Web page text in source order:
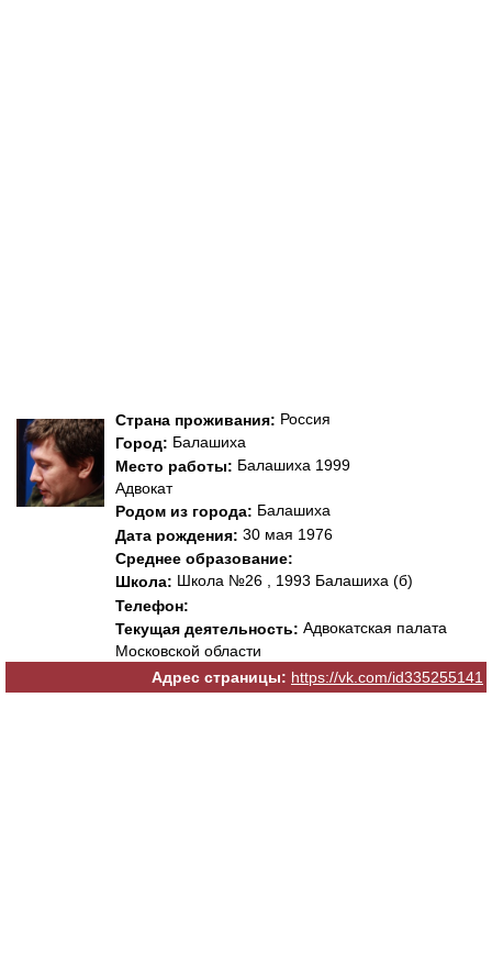
Страна проживания: Россия
Город: Балашиха
Место работы: Балашиха 1999
Адвокат
Родом из города: Балашиха
Дата рождения: 30 мая 1976
Среднее образование:
Школа: Школа №26 , 1993 Балашиха (б)
Телефон:
Текущая деятельность: Адвокатская палата
Московской области
Адрес страницы: https://vk.com/id335255141